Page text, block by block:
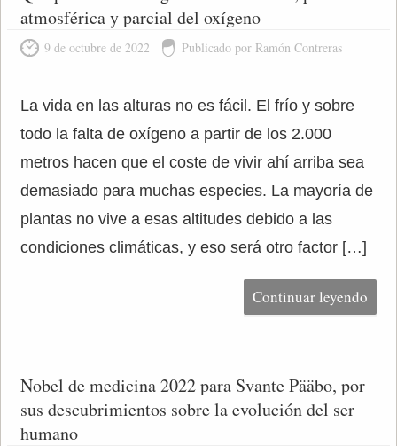
atmosférica y parcial del oxígeno
9 de octubre de 2022 Publicado por Ramón Contreras
La vida en las alturas no es fácil. El frío y sobre
todo la falta de oxígeno a partir de los 2.000
metros hacen que el coste de vivir ahí arriba sea
demasiado para muchas especies. La mayoría de
plantas no vive a esas altitudes debido a las
condiciones climáticas, y eso será otro factor […]
Continuar leyendo
Nobel de medicina 2022 para Svante Pääbo, por
sus descubrimientos sobre la evolución del ser
humano